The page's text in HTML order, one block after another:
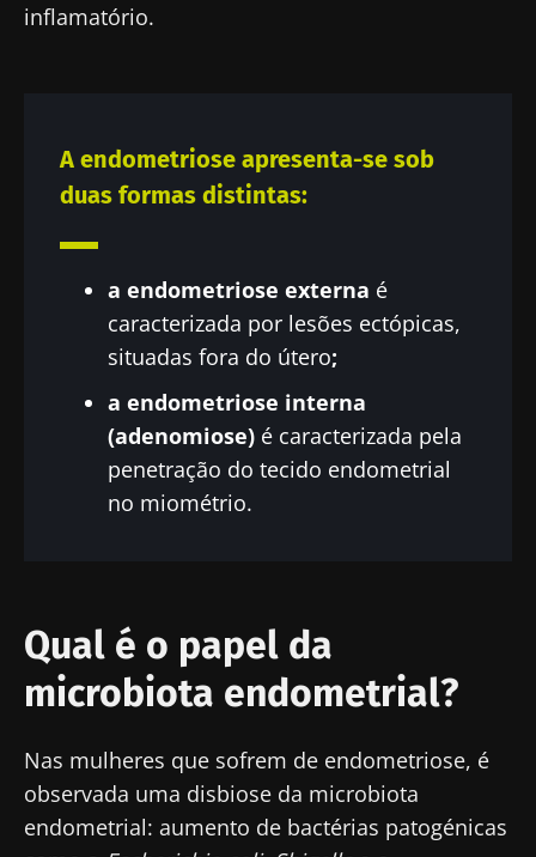
inflamatório.
A endometriose apresenta-se sob
duas formas distintas:
a endometriose externa é
caracterizada por lesões ectópicas,
situadas fora do útero;
a endometriose interna
(adenomiose) é caracterizada pela
penetração do tecido endometrial
no miométrio.
Qual é o papel da
microbiota endometrial?
Nas mulheres que sofrem de endometriose, é
observada uma disbiose da microbiota
endometrial: aumento de bactérias patogénicas
Junte-se à comunidade de profissionais de
saúde e investigadores da Microbiota e